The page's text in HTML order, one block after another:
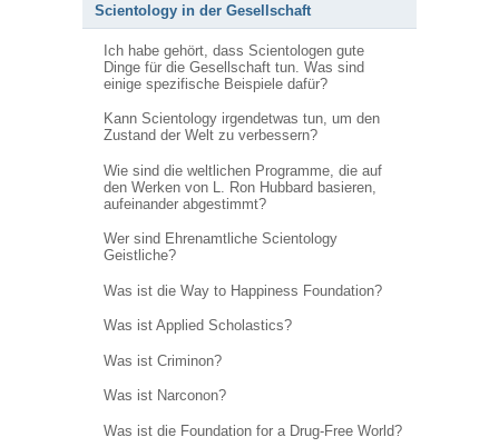
Scientology in der Gesellschaft
Ich habe gehört, dass Scientologen gute
Dinge für die Gesellschaft tun. Was sind
einige spezifische Beispiele dafür?
Kann Scientology irgendetwas tun, um den
Zustand der Welt zu verbessern?
Wie sind die weltlichen Programme, die auf
den Werken von L. Ron Hubbard basieren,
aufeinander abgestimmt?
Wer sind Ehrenamtliche Scientology
Geistliche?
Was ist die Way to Happiness Foundation?
Was ist Applied Scholastics?
Was ist Criminon?
Was ist Narconon?
Was ist die Foundation for a Drug-Free World?